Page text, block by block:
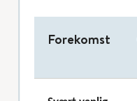
Forekomst